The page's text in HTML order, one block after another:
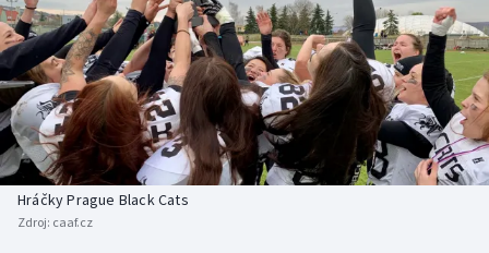
Americký fotbal
Baseball a softbal
Basketbal
Biatlon
NEPŘEHLÉDNĚTE
Soutěže
Historické návraty
Aplikace ČT sport
Hráčky Prague Black Cats
Zdroj: caaf.cz